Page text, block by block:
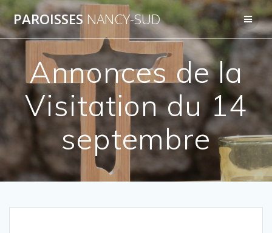
Skip
to
content
PAROISSES NANCY-SUD
Annonces de la
Visitation du 14
septembre